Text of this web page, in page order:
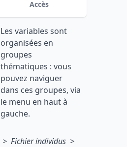
Accès
Les variables sont
organisées en
groupes
thématiques : vous
pouvez naviguer
dans ces groupes, via
le menu en haut à
gauche.
> Fichier individus >